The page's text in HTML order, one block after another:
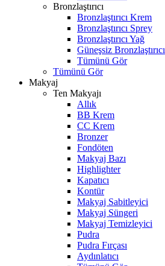
Bronzlaştırıcı
Bronzlaştırıcı Krem
Bronzlaştırıcı Sprey
Bronzlaştırıcı Yağ
Güneşsiz Bronzlaştırıcı
Tümünü Gör
Tümünü Gör
Makyaj
Ten Makyajı
Allık
BB Krem
CC Krem
Bronzer
Fondöten
Makyaj Bazı
Highlighter
Kapatıcı
Kontür
Makyaj Sabitleyici
Makyaj Süngeri
Makyaj Temizleyici
Pudra
Pudra Fırçası
Aydınlatıcı